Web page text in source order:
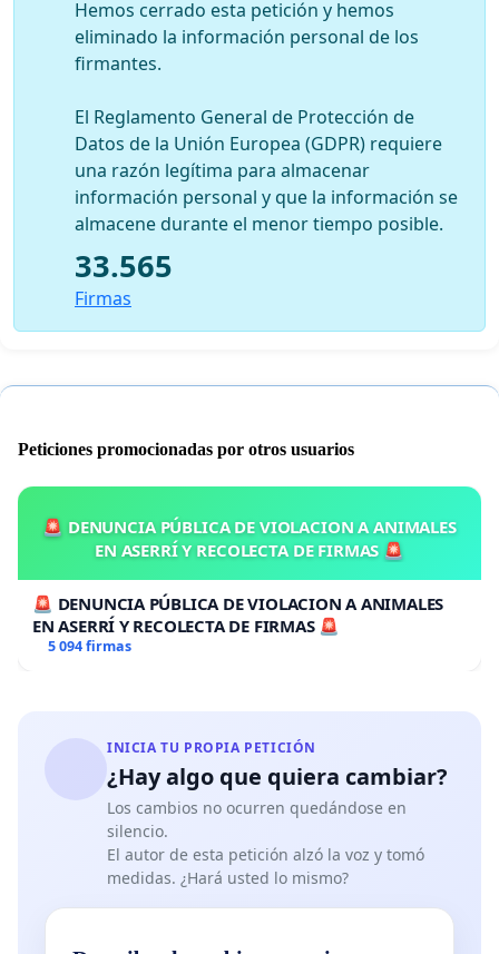
Hemos cerrado esta petición y hemos
eliminado la información personal de los
firmantes.
El Reglamento General de Protección de
Datos de la Unión Europea (GDPR) requiere
una razón legítima para almacenar
información personal y que la información se
almacene durante el menor tiempo posible.
33.565
Firmas
Peticiones promocionadas por otros usuarios
🚨 DENUNCIA PÚBLICA DE VIOLACION A ANIMALES
EN ASERRÍ Y RECOLECTA DE FIRMAS 🚨
🚨 DENUNCIA PÚBLICA DE VIOLACION A ANIMALES
EN ASERRÍ Y RECOLECTA DE FIRMAS 🚨
5 094 firmas
INICIA TU PROPIA PETICIÓN
¿Hay algo que quiera cambiar?
Los cambios no ocurren quedándose en
silencio.
El autor de esta petición alzó la voz y tomó
medidas. ¿Hará usted lo mismo?